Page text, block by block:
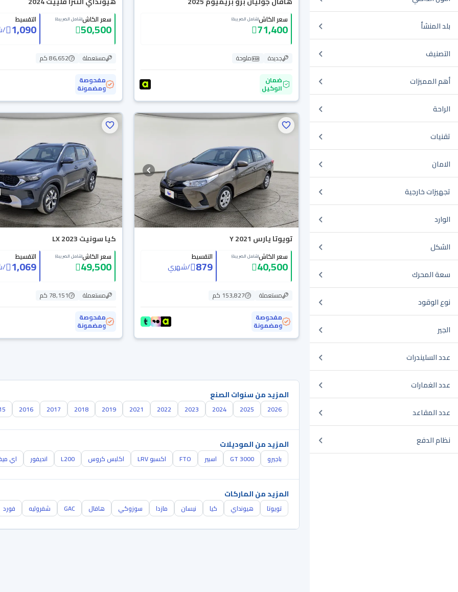
بلد المنشأ
التصنيف
أهم المميزات
الراحة
تقنيات
الامان
تجهيزات خارجية
الوارد
الشكل
سعة المحرك
نوع الوقود
الجير
عدد السليندرات
عدد الغمارات
عدد المقاعد
نظام الدفع
سعر الكاش(شامل الضريبة)
71,400
جديدة
ملوحة
ضمان
الوكيل
سعر الكاش(شامل الضريبة)
50,500
التقسيط
1,090
/
مستعملة
86,652 كم
مفحوصة
ومضمونة
تويوتا يارس Y 2021
سعر الكاش(شامل الضريبة)
40,500
التقسيط
879
/شهري
مستعملة
153,827 كم
مفحوصة
ومضمونة
كيا سونيت LX 2023
سعر الكاش(شامل الضريبة)
49,500
التقسيط
1,069
/
مستعملة
78,151 كم
مفحوصة
ومضمونة
المزيد من سنوات الصنع
2026
2025
2024
2023
2022
2021
2019
2018
2017
2016
المزيد من الموديلات
باجيرو GT 3000 اسبير FTO اكسبو LRV اكلبس كروس L200 انديفور اي
المزيد من الماركات
تويوتا هيونداي كيا نيسان مازدا سوزوكي هافال GAC شفروليه فورد